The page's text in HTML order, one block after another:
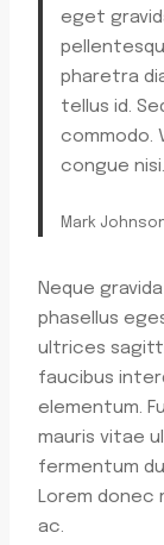
eget
pharetra
tellus id.
commodo.
congue nisi.
Mark
Neque
phasellus
ultrices
faucibus
elementum.
mauris vitae
fermentum
Lorem donec
ac.